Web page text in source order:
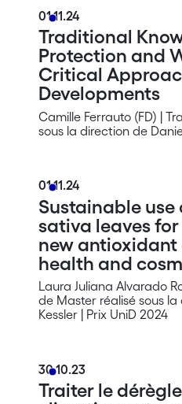
01.11.24
Traditional
Protection and
Critical
Developments
Camille Ferrauto (FD) |
sous la direction de
01.11.24
Sustainable
sativa leaves
new
health and
Laura Juliana Alvarado
de Master réalisé sous la
Kessler | Prix UniD 2024
30.10.23
Traiter le